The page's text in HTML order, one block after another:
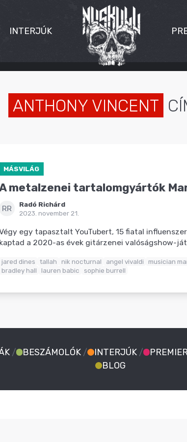
INTERJÚK
ANTHONY VINCENT
MÁSVILÁG
metalzenei tartalomgyártók
RR
Radó Richárd
2023. november 21.
egy tapasztalt YouTubert, 15 fiatal
kaptad a 2020-as évek gitárzenei valóságshow-
jared dines tallah nik nocturnal angel vivaldi musician
bradley hall
lauren babic sophie burrell
/ BESZÁMOLÓK / INTERJÚK /
BLOG